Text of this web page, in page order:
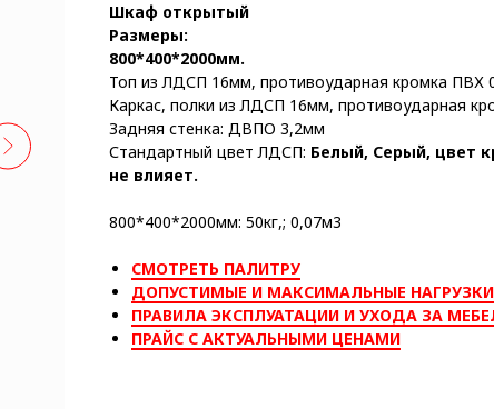
Шкаф открытый
Размеры:
800*400*2000мм.
Топ из ЛДСП 16мм, противоударная кромка ПВХ
Каркас, полки из ЛДСП 16мм, противоударная
Задняя стенка: ДВПО 3,2мм
Стандартный цвет ЛДСП: Белый, Серый, цвет
не влияет.
800*400*2000мм: 50кг,; 0,07м3
СМОТРЕТЬ ПАЛИТРУ
ДОПУСТИМЫЕ И МАКСИМАЛЬНЫЕ
ПРАВИЛА ЭКСПЛУАТАЦИИ И УХОДА ЗА
ПРАЙС С АКТУАЛЬНЫМИ ЦЕНАМИ